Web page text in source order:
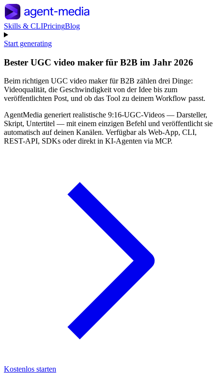
Skills & CLIPricingBlog
Start generating
Bester UGC video maker für B2B im Jahr 2026
Beim richtigen UGC video maker für B2B zählen drei Dinge:
Videoqualität, die Geschwindigkeit von der Idee bis zum
veröffentlichten Post, und ob das Tool zu deinem Workflow passt.
AgentMedia generiert realistische 9:16-UGC-Videos — Darsteller,
Skript, Untertitel — mit einem einzigen Befehl und veröffentlicht sie
automatisch auf deinen Kanälen. Verfügbar als Web-App, CLI,
REST-API, SDKs oder direkt in KI-Agenten via MCP.
Kostenlos starten